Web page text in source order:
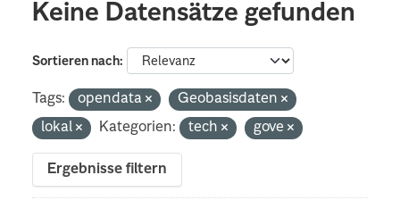
Keine Datensätze gefunden
Sortieren nach
Tags: opendata
Geobasisdaten
lokal
Kategorien: tech gove
Ergebnisse filtern